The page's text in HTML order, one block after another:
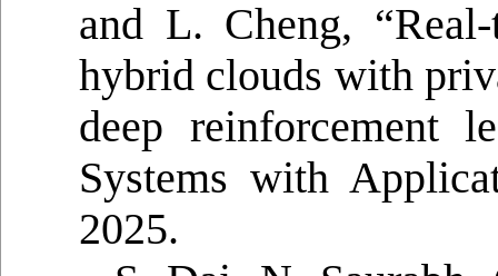
and L. Cheng,
hybrid clouds with
deep reinforcement
Systems with
2025.